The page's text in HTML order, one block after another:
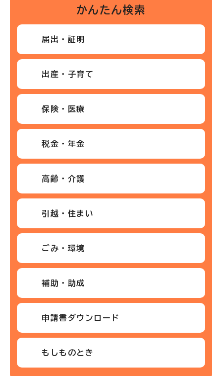
かんたん検索
届出・証明
出産・子育て
保険・医療
税金・年金
高齢・介護
引越・住まい
ごみ・環境
補助・助成
申請書ダウンロード
もしものとき